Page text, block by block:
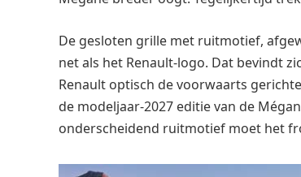
De gesloten grille met ruitmotief,
net als het Renault-logo. Dat bevindt
Renault optisch de voorwaarts
de modeljaar-2027 editie van de
onderscheidend ruitmotief moet het